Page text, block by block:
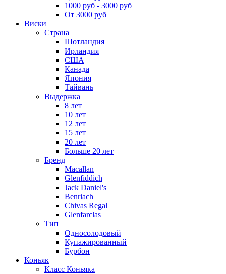
1000 руб - 3000 руб
От 3000 руб
Виски
Страна
Шотландия
Ирландия
США
Канада
Япония
Тайвань
Выдержка
8 лет
10 лет
12 лет
15 лет
20 лет
Больше 20 лет
Бренд
Macallan
Glenfiddich
Jack Daniel's
Benriach
Chivas Regal
Glenfarclas
Тип
Односолодовый
Купажированный
Бурбон
Коньяк
Класс Коньяка